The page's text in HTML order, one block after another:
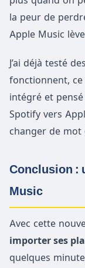
la peur de
Apple Music
J’ai déjà testé
fonctionnent, ce
intégré et
Spotify vers
changer de mot
Conclusion :
Music
Avec cette
importer ses
quelques